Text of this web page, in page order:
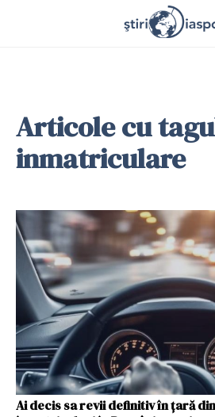
Articole cu
inmatriculare
Ai decis sa revii definitiv în țară